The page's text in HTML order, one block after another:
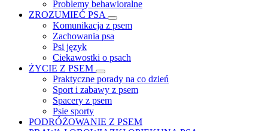
Problemy behawioralne
ZROZUMIEĆ PSA
Komunikacja z psem
Zachowania psa
Psi język
Ciekawostki o psach
ŻYCIE Z PSEM
Praktyczne porady na co dzień
Sport i zabawy z psem
Spacery z psem
Psie sporty
PODRÓŻOWANIE Z PSEM